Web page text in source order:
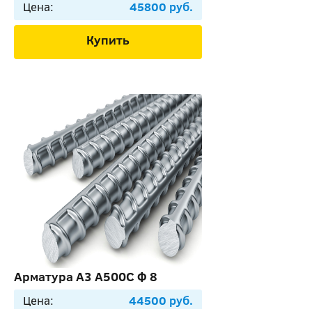
Цена: 45800 руб.
Купить
Арматура А3 А500С Ф 8
Цена: 44500 руб.